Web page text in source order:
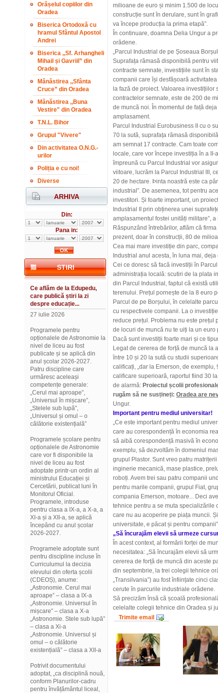
Orășelul copiilor din
Oradea
Biserica Ortodoxă cu
hramul Sfântul Apostol
Andrei
Biserica ,,Sf. Arhangheli
Mihail și Gavriil” din
Oradea
Mănăstirea ,,Sfânta
Cruce” din Oradea
Mănăstirea ,,Buna
Vestire" din Oradea
T.N.L. Bihor
Grupul "Vivere"
Din activitatea O.N.G.-
urilor
Poliția e cu noi!
Diverse
ARHIVA
Din:
Pana in:
STIRI
Ce aflăm de la Edupedu,
care publică știri la zi
despre educație...
27 iulie 2026
Programele pentru
opționalele de Astronomie la
nivel de liceu au fost
publicate și se aplică din
anul școlar 2026-2027.
Patru discipline care
urmăresc aceleași
competențe generale:
„Cerul mai aproape”,
„Universul în mișcare”,
„Stelele sub lupă”,
„Universul și omul – o
călătorie existențială”
Programele școlare pentru
opționalele de Astronomie
care vor fi disponibile la
nivel de liceu au fost
adoptate printr-un ordin al
ministrului Educației și
Cercetării, publicat luni în
Monitorul Oficial.
Programele, introduse
pentru clasa a IX-a, a X-a, a
XI-a și a XII-a, se aplică
începând cu anul școlar
2026-2027.
Programele adoptate sunt
pentru discipline incluse în
Curriculumul la decizia
elevului din oferta școlii
(CDEOȘ), anume:
„Astronomie. Cerul mai
aproape” – clasa a IX-a
„Astronomie. Universul în
mișcare” – clasa a X-a
„Astronomie. Stele sub lupă”
– clasa a Xi-a
„Astronomie. Universul și
omul – o călătorie
existențială” – clasa a XII-a
Potrivit documentului
adoptat, „ca disciplină nouă,
conform Planurilor-cadru
pentru învățământul liceal,
milioane de euro și minim 1.500 de
construcție sunt în derulare, sunt în
va începe producția la prima etapă”.
În continuare, doamna Delia Ungur a
orădene.
„Parcul Industrial de pe Șoseaua
Suprafața rămasă disponibilă pentru
contracte semnate, investițiile sunt în
companii care își desfășoară
la fază de proiect. Valoarea
contractelor semnate, este de 200 de
de muncă noi. În momentul de față
amplasament.
Parcul Industrial Eurobusiness II cu o
70 la sută, suprafața rămasă
am semnat 17 contracte. Cam toate
locale, care vor începe investiția în a
împreună cu Parcul Industrial vor
viitoare, lucrăm la Parcul Industrial III,
20 de hectare. Þinta noastră este ca
industrial”. De asemenea, tot pentru
investitori. Și foarte important, un
Industrial II prin obținerea unei
amplasamentul fostei unități militare”,
Răspunzând întrebărilor, aflăm că
prezent, doar în construcții, 80 de
Cea mai mare investiție din parc,
Industrial anul acesta, în luna mai,
Cei ce doresc să facă investiții în
administrația locală: scutiri de la plata
din Parcul Industrial, faptul că există
terenului. Prețul pornește de la 8 euro
Parcul de pe Borșului, în celelalte
cu respectivele companii. La o
reduce prețul. Problema nu este prețul
de locuri de muncă nu te uiți la un
Dacă sunt investiții foarte mari și ce
Legat de cererea de forță de muncă la
între 10 și 20 la sută cu studii
calificați, „dar la Emerson, de
calificare superioară, raportul fiind 30
de alarmă: Proiectul școlii
rugăm să ne susțineți: Oradea are
Ungur.
Important pentru mediul universitar!
„Ce este important pentru mediul
care au corespondență în economia
să aibă corespondență masivă în
exemplu, să dezvoltăm în domeniul
grupul Plastor. Sunt vreo patru
inginerie mecanică, mase plastice,
roboți. Avem trei sau patru companii
pentru marile companii, grupul Fiat,
compania Emerson, motoare... Deci
tehnice pentru a se muta specializările
care nu au acoperire pe piața muncii.
universitate, e păcat și pentru
„Să încurajăm elevii să urmeze
În acest context, al formării forței de
necesitatea: „Să încurajăm elevii să
cererea de forță de muncă din aceste
din septembrie, la trei colegii tehnice
„Transilvania”) au fost înființate cinci
cerute în parcurile industriale orădene.
Să precizăm însă că școală
celelalte colegii tehnice din Oradea și
Trimite email